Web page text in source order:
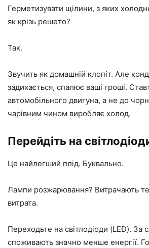
Герметизувати щілини, з яких
як крізь решето?
Так.
Звучить як домашній клопіт. Але
задихається, спалює ваші гроші.
автомобільного двигуна, а не до
чарівним чином виробляє холод.
Перейдіть на
Це найлегший плід. Буквально.
Лампи розжарювання? Витрачають
витрата.
Переходьте на світлодіоди (LED). За
споживають значно менше енергії.